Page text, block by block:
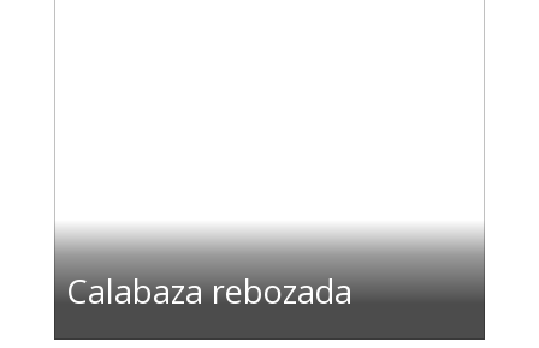
Calabaza rebozada